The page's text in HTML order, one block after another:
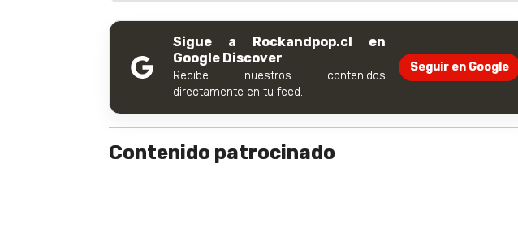
Sigue a Rockandpop.cl en
Google Discover
Recibe nuestros contenidos
directamente en tu feed.
Seguir en Google
Contenido patrocinado